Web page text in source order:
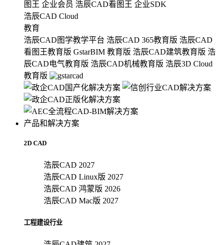
图王 企业会员 浩辰CAD看图王 企业SDK
浩辰CAD Cloud
教育
浩辰CAD图学教学平台 浩辰CAD 365教育版 浩辰CAD
看图王教育版 GstarBIM 教育版 浩辰CAD建筑教育版 浩
辰CAD电气教育版 浩辰CAD机械教育版 浩辰3D Cloud
教育版
产品和解决方案
2D CAD
浩辰CAD 2027
浩辰CAD Linux版 2027
浩辰CAD 鸿蒙版 2026
浩辰CAD Mac版 2027
工程建设行业